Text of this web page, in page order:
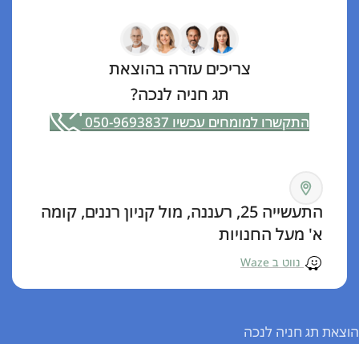
צריכים עזרה בהוצאת
תג חניה לנכה?
התקשרו למומחים עכשיו 050-9693837
התעשייה 25, רעננה, מול קניון רננים, קומה
א' מעל החנויות
נווט ב Waze
הוצאת תג חניה לנכה